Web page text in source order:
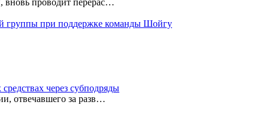
группы при поддержке команды Шойгу
через субподряды
отвечавшего за разв…